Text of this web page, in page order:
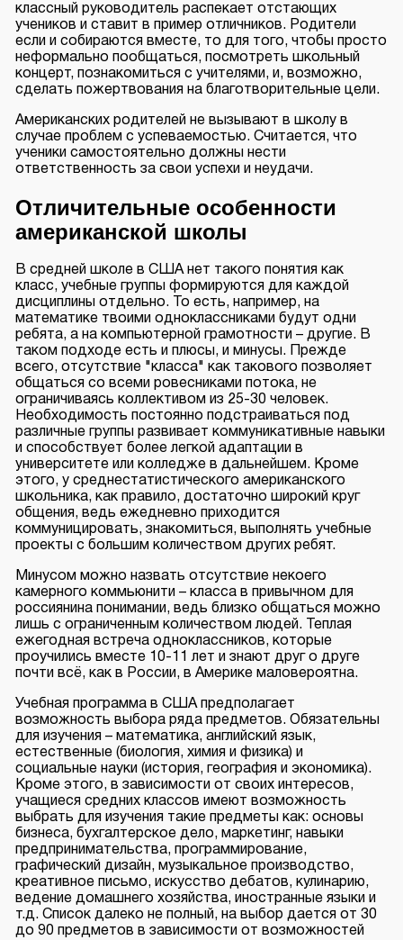
классный руководитель распекает отстающих
учеников и ставит в пример отличников. Родители
если и собираются вместе, то для того, чтобы просто
неформально пообщаться, посмотреть школьный
концерт, познакомиться с учителями, и, возможно,
сделать пожертвования на благотворительные цели.
Американских родителей не вызывают в школу в
случае проблем с успеваемостью. Считается, что
ученики самостоятельно должны нести
ответственность за свои успехи и неудачи.
Отличительные особенности
американской школы
В средней школе в США нет такого понятия как
класс, учебные группы формируются для каждой
дисциплины отдельно. То есть, например, на
математике твоими одноклассниками будут одни
ребята, а на компьютерной грамотности – другие. В
таком подходе есть и плюсы, и минусы. Прежде
всего, отсутствие "класса" как такового позволяет
общаться со всеми ровесниками потока, не
ограничиваясь коллективом из 25-30 человек.
Необходимость постоянно подстраиваться под
различные группы развивает коммуникативные навыки
и способствует более легкой адаптации в
университете или колледже в дальнейшем. Кроме
этого, у среднестатистического американского
школьника, как правило, достаточно широкий круг
общения, ведь ежедневно приходится
коммуницировать, знакомиться, выполнять учебные
проекты с большим количеством других ребят.
Минусом можно назвать отсутствие некоего
камерного коммьюнити – класса в привычном для
россиянина понимании, ведь близко общаться можно
лишь с ограниченным количеством людей. Теплая
ежегодная встреча одноклассников, которые
проучились вместе 10-11 лет и знают друг о друге
почти всё, как в России, в Америке маловероятна.
Учебная программа в США предполагает
возможность выбора ряда предметов. Обязательны
для изучения – математика, английский язык,
естественные (биология, химия и физика) и
социальные науки (история, география и экономика).
Кроме этого, в зависимости от своих интересов,
учащиеся средних классов имеют возможность
выбрать для изучения такие предметы как: основы
бизнеса, бухгалтерское дело, маркетинг, навыки
предпринимательства, программирование,
графический дизайн, музыкальное производство,
креативное письмо, искусство дебатов, кулинарию,
ведение домашнего хозяйства, иностранные языки и
т.д. Список далеко не полный, на выбор дается от 30
до 90 предметов в зависимости от возможностей